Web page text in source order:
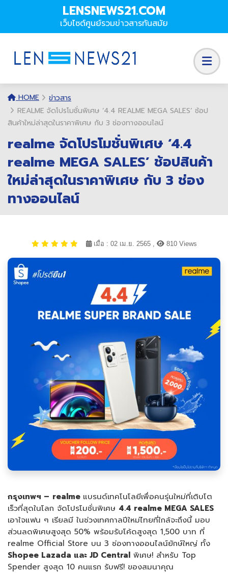
LENSNEWS21.COM
เว็บไซต์ศูนย์รวมข่าวสารทันสมัย
HOME
ข่าวสาร
REALME จัดโปรโมชั่นพิเศษ ‘4.4 REALME MEGA SALES’ ช้อป
สินค้าใหม่ล่าสุดในราคาพิเศษ กับ 3 ช่องทางออนไลน์
realme จัดโปรโมชั่นพิเศษ ‘4.4
realme MEGA SALES’ ช้อปสินค้า
ใหม่ล่าสุดในราคาพิเศษ กับ 3 ช่อง
ทางออนไลน์
เมื่อ : 02 เม.ย. 2565 , 810 Views
กรุงเทพฯ – realme แบรนด์เทคโนโลยีเพื่อคนรุ่นใหม่ที่เติบโต
เร็วที่สุดในโลก จัดโปรโมชั่นพิเศษ 4.4 realme MEGA SALES
เอาใจแฟน ๆ เรียลมี ในช่วงเทศกาลปีใหม่ไทยที่ใกล้จะถึงนี้ มอบ
ส่วนลดพิเศษสูงสุด 50% พร้อมรับโค้ดสูงสุด 1,500 บาท ที่
realme Official Store บน 3 ช่องทางออนไลน์ยักษ์ใหญ่ ทั้ง
Shopee Lazada และ JD Central พิเศษ! สำหรับ Top
Spender สูงสุด 10 คนแรก รับฟรี! ของสมนาคุณ